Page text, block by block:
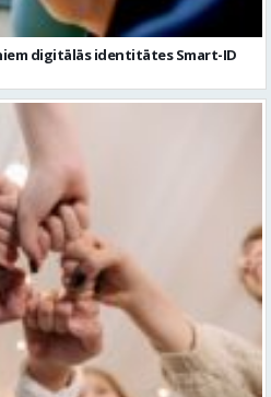
idejas komandas saliedēšanas